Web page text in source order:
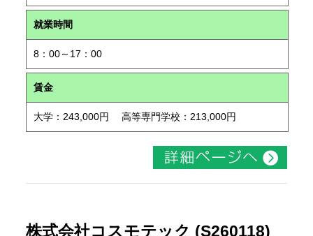
就業時間
8：00～17：00
賃金
大学：243,000円 高等専門学校：213,000円
株式会社コスモテック (S260118)